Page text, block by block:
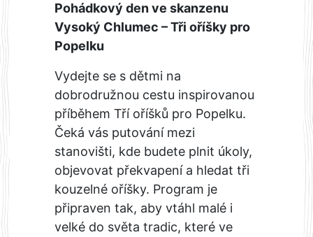
Pohádkový den ve skanzenu
Vysoký Chlumec – Tři oříšky pro
Popelku
Vydejte se s dětmi na
dobrodružnou cestu inspirovanou
příběhem Tří oříšků pro Popelku.
Čeká vás putování mezi
stanovišti, kde budete plnit úkoly,
objevovat překvapení a hledat tři
kouzelné oříšky. Program je
připraven tak, aby vtáhl malé i
velké do světa tradic, které ve